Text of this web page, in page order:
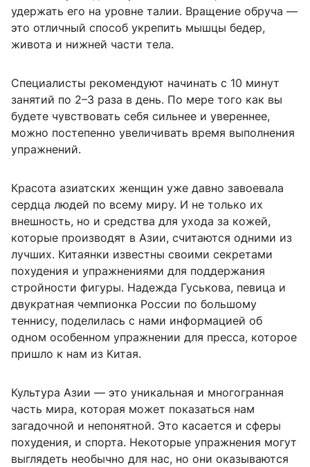
удержать его на уровне талии. Вращение обруча —
это отличный способ укрепить мышцы бедер,
живота и нижней части тела.
Специалисты рекомендуют начинать с 10 минут
занятий по 2–3 раза в день. По мере того как вы
будете чувствовать себя сильнее и увереннее,
можно постепенно увеличивать время выполнения
упражнений.
Красота азиатских женщин уже давно завоевала
сердца людей по всему миру. И не только их
внешность, но и средства для ухода за кожей,
которые производят в Азии, считаются одними из
лучших. Китаянки известны своими секретами
похудения и упражнениями для поддержания
стройности фигуры. Надежда Гуськова, певица и
двукратная чемпионка России по большому
теннису, поделилась с нами информацией об
одном особенном упражнении для пресса, которое
пришло к нам из Китая.
Культура Азии — это уникальная и многогранная
часть мира, которая может показаться нам
загадочной и непонятной. Это касается и сферы
похудения, и спорта. Некоторые упражнения могут
выглядеть необычно для нас, но они оказываются